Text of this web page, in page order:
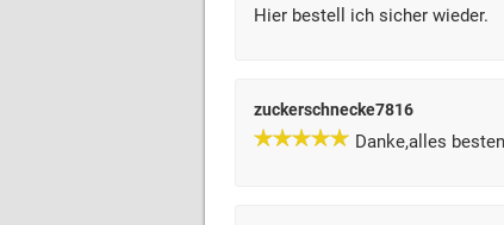
Hier bestell ich sicher wieder.
zuckerschnecke7816
Danke,alles